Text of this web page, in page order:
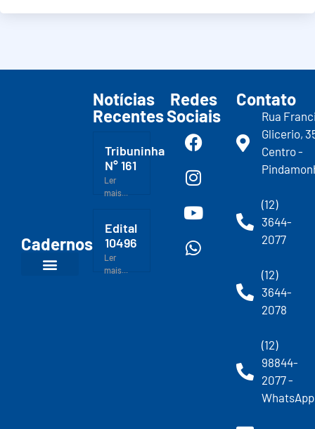
Cadernos
Notícias
Recentes
Tribuninha
N° 161
Ler
mais...
Edital
10496
Ler
mais...
Redes
Sociais
Contato
Rua
Glicerio,
Centro -
(12)
3644-
2077
(12)
3644-
2078
(12)
98844-
2077 -
WhatsApp